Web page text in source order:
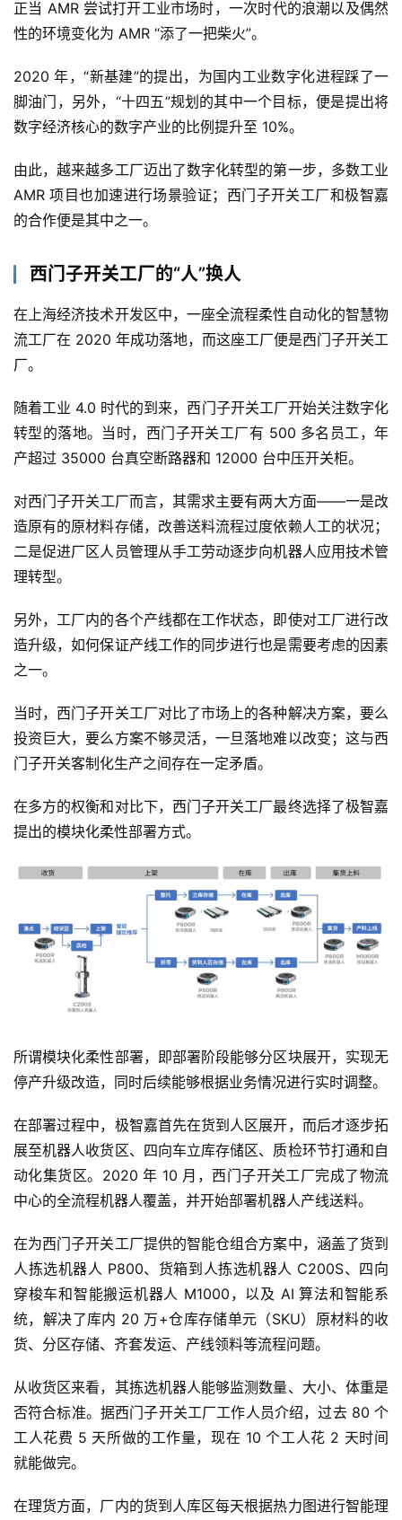
正当 AMR 尝试打开工业市场时，一次时代的浪潮以及偶然
性的环境变化为 AMR “添了一把柴火”。
2020 年，“新基建”的提出，为国内工业数字化进程踩了一
脚油门，另外，“十四五”规划的其中一个目标，便是提出将
数字经济核心的数字产业的比例提升至 10%。
由此，越来越多工厂迈出了数字化转型的第一步，多数工业
AMR 项目也加速进行场景验证；西门子开关工厂和极智嘉
的合作便是其中之一。
西门子开关工厂的“人”换人
在上海经济技术开发区中，一座全流程柔性自动化的智慧物
流工厂在 2020 年成功落地，而这座工厂便是西门子开关工
厂。
随着工业 4.0 时代的到来，西门子开关工厂开始关注数字化
转型的落地。当时，西门子开关工厂有 500 多名员工，年
产超过 35000 台真空断路器和 12000 台中压开关柜。
对西门子开关工厂而言，其需求主要有两大方面——一是改
造原有的原材料存储，改善送料流程过度依赖人工的状况；
二是促进厂区人员管理从手工劳动逐步向机器人应用技术管
理转型。
另外，工厂内的各个产线都在工作状态，即使对工厂进行改
造升级，如何保证产线工作的同步进行也是需要考虑的因素
之一。
当时，西门子开关工厂对比了市场上的各种解决方案，要么
投资巨大，要么方案不够灵活，一旦落地难以改变；这与西
门子开关客制化生产之间存在一定矛盾。
在多方的权衡和对比下，西门子开关工厂最终选择了极智嘉
提出的模块化柔性部署方式。
所谓模块化柔性部署，即部署阶段能够分区块展开，实现无
停产升级改造，同时后续能够根据业务情况进行实时调整。
在部署过程中，极智嘉首先在货到人区展开，而后才逐步拓
展至机器人收货区、四向车立库存储区、质检环节打通和自
动化集货区。2020 年 10 月，西门子开关工厂完成了物流
中心的全流程机器人覆盖，并开始部署机器人产线送料。
在为西门子开关工厂提供的智能仓组合方案中，涵盖了货到
人拣选机器人 P800、货箱到人拣选机器人 C200S、四向
穿梭车和智能搬运机器人 M1000，以及 AI 算法和智能系
统，解决了库内 20 万+仓库存储单元（SKU）原材料的收
货、分区存储、齐套发运、产线领料等流程问题。
从收货区来看，其拣选机器人能够监测数量、大小、体重是
否符合标准。据西门子开关工厂工作人员介绍，过去 80 个
工人花费 5 天所做的工作量，现在 10 个工人花 2 天时间
就能做完。
在理货方面，厂内的货到人库区每天根据热力图进行智能理